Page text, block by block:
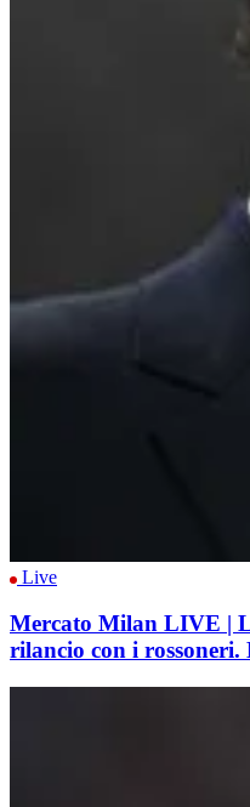
Live
Mercato Milan LIVE |
rilancio con i rossoneri.